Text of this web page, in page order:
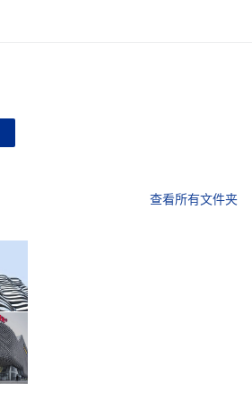
查看所有文件夹